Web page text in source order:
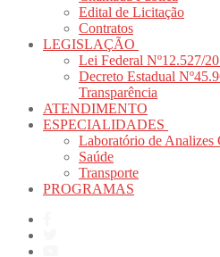
Edital de Licitação
Contratos
LEGISLAÇÃO
Lei Federal Nº12.527/
Decreto Estadual
Transparência
ATENDIMENTO
ESPECIALIDADES
Laboratório de Analizes
Saúde
Transporte
PROGRAMAS